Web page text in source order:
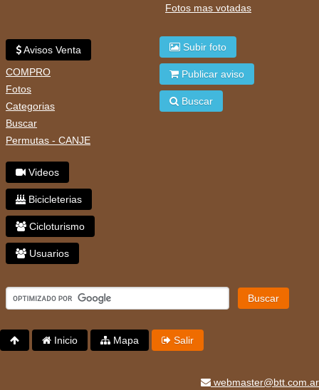
Fotos mas votadas
Avisos Venta
COMPRO
Fotos
Categorias
Buscar
Permutas - CANJE
Videos
Bicicleterias
Cicloturismo
Usuarios
Subir foto
Publicar aviso
Buscar
Buscar
Inicio Mapa Salir
webmaster@btt.com.ar